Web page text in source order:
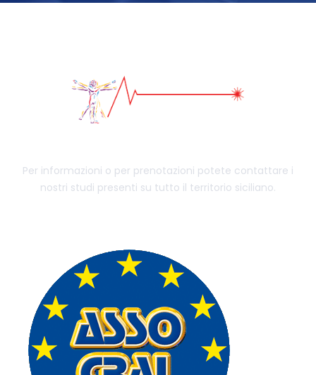
Per informazioni o per prenotazioni potete contattare i
nostri studi presenti su tutto il territorio siciliano.